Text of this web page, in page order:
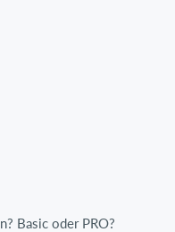
Basic oder PRO?